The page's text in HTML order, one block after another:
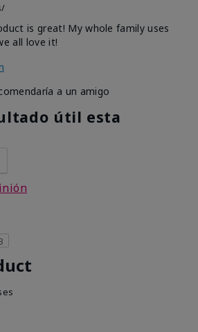
is great! My whole family uses
all love it!
a un amigo
útil esta
3